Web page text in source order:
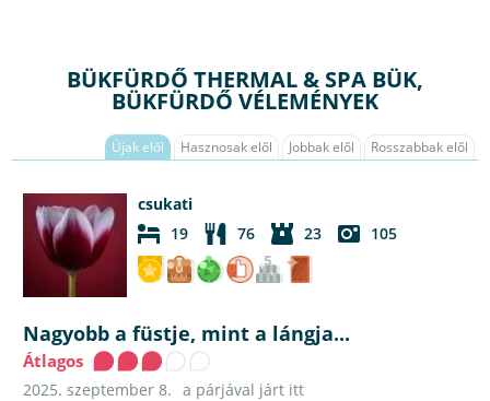
BÜKFÜRDŐ THERMAL & SPA BÜK,
BÜKFÜRDŐ VÉLEMÉNYEK
Újak elől Hasznosak elől Jobbak elől Rosszabbak elől
csukati
19
76 23 105
Nagyobb a füstje, mint a lángja...
Átlagos
2025. szeptember 8. a párjával járt itt